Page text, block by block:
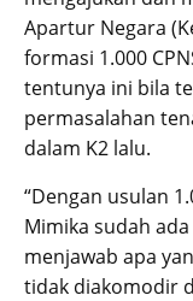
Apartur Negara
formasi 1.000
tentunya ini bila
permasalahan
dalam K2 lalu.
“Dengan usulan
Mimika sudah
menjawab apa
tidak diakomodir